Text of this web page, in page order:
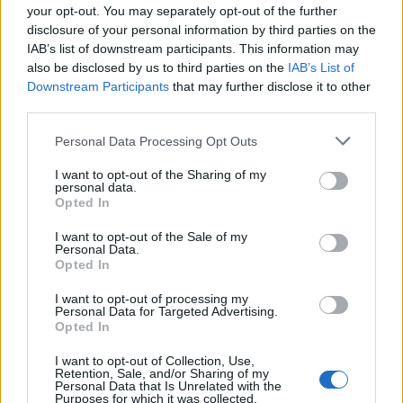
your opt-out. You may separately opt-out of the further
disclosure of your personal information by third parties on the
IAB’s list of downstream participants. This information may
also be disclosed by us to third parties on the IAB’s List of
Downstream Participants that may further disclose it to other
Personal Data Processing Opt Outs
I want to opt-out of the Sharing of my
personal data.
Opted In
I want to opt-out of the Sale of my
Personal Data.
Opted In
I want to opt-out of processing my
Personal Data for Targeted Advertising.
Opted In
I want to opt-out of Collection, Use,
Retention, Sale, and/or Sharing of my
Personal Data that Is Unrelated with the
Purposes for which it was collected.
opzioni di navigazione più popolari in tutto il mondo. Quindi
non c’è da meravigliarsi che il numero di download continui
senza sosta e che Maps sia una delle app più popolari in
mezzi di trasporto, ma anche per i pedoni, in modo che tutti
possano arrivare da A a B senza problemi.
YouTube – un classico di culto mantiene la
tutt’altro che noioso. Ci sono ancora milioni di download ogni
anno e, rispetto a quando è stato fondato, la diversità di
YouTube è cresciuta enormemente oggi. Miliardi di video, un
sistema a pagamento per l’acquisto di film e una versione